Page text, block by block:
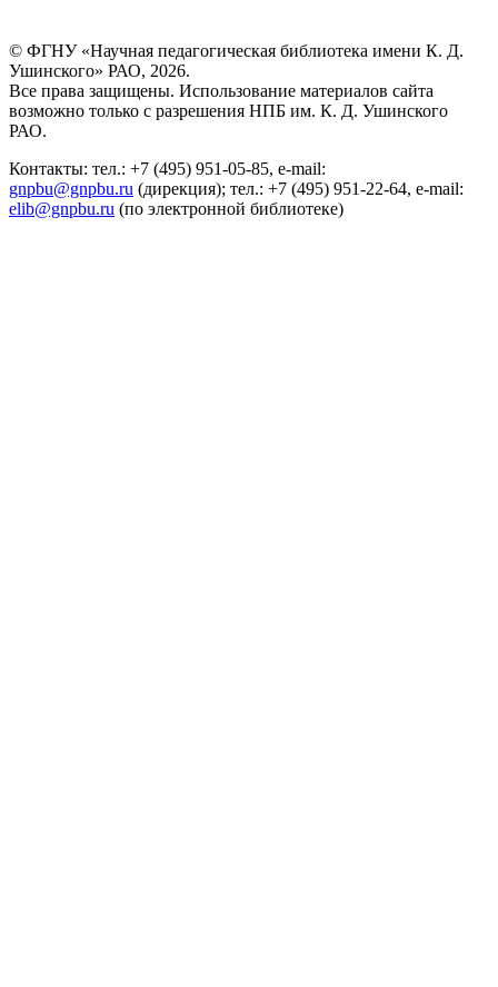
© ФГНУ «Научная педагогическая библиотека имени К. Д.
Ушинского» РАО, 2026.
Все права защищены. Использование материалов сайта
возможно только с разрешения НПБ им. К. Д. Ушинского
РАО.
Контакты: тел.: +7 (495) 951-05-85, e-mail:
gnpbu@gnpbu.ru (дирекция); тел.: +7 (495) 951-22-64, e-mail:
elib@gnpbu.ru (по электронной библиотеке)